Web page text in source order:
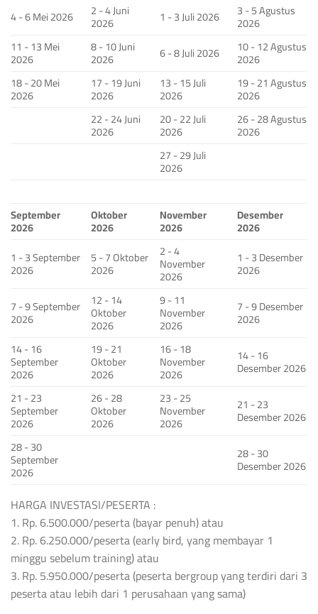
4 - 6 Mei 2026
2 - 4 Juni
2026 1 - 3 Juli 2026 3 - 5 Agustus
2026
11 - 13 Mei
2026
8 - 10 Juni
2026 6 - 8 Juli 2026 10 - 12 Agustus
2026
18 - 20 Mei
2026
17 - 19 Juni
2026
13 - 15 Juli
2026
19 - 21 Agustus
2026
22 - 24 Juni
2026
20 - 22 Juli
2026
26 - 28 Agustus
2026
27 - 29 Juli
2026
September
2026
Oktober
2026
November
2026
Desember
2026
1 - 3 September
2026
5 - 7 Oktober
2026
2 - 4
November
2026
1 - 3 Desember
2026
7 - 9 September
2026
12 - 14
Oktober
2026
9 - 11
November
2026
7 - 9 Desember
2026
14 - 16
September
2026
19 - 21
Oktober
2026
16 - 18
November
2026
14 - 16
Desember 2026
21 - 23
September
2026
26 - 28
Oktober
2026
23 - 25
November
2026
21 - 23
Desember 2026
28 - 30
September
2026
28 - 30
Desember 2026
HARGA INVESTASI/PESERTA :
1. Rp. 6.500.000/peserta (bayar penuh) atau
2. Rp. 6.250.000/peserta (early bird, yang membayar 1
minggu sebelum training) atau
3. Rp. 5.950.000/peserta (peserta bergroup yang terdiri dari 3
peserta atau lebih dari 1 perusahaan yang sama)